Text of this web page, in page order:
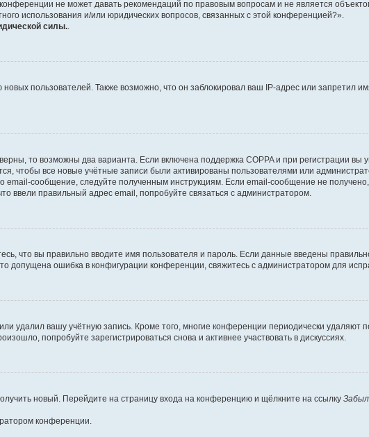
не может давать рекомендаций по правовым вопросам и не является
использования и/или юридических вопросов, связанных с этой конференцией?».
силы..
пользователей. Также возможно, что он заблокировал ваш IP-адрес или запретил
то возможны два варианта. Если включена поддержка COPPA и при регистрации вы
чтобы все новые учётные записи были активированы пользователями или
email-сообщение, следуйте полученным инструкциям. Если email-сообщение не
ввели правильный адрес email, попробуйте связаться с администратором.
что вы правильно вводите имя пользователя и пароль. Если данные введены
допущена ошибка в конфигурации конференции, свяжитесь с администратором для
удалил вашу учётную запись. Кроме того, многие конференции периодически
попробуйте зарегистрироваться снова и активнее участвовать в дискуссиях.
новый. Перейдите на страницу входа на конференцию и щёлкните на ссылку
конференции.